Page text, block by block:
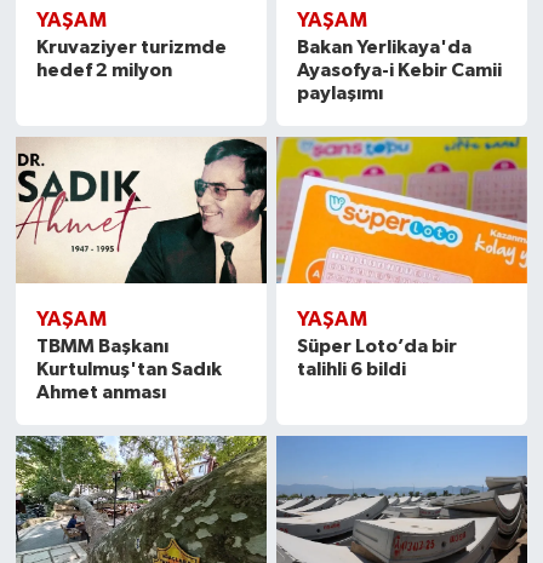
YAŞAM
Kruvaziyer turizmde
hedef 2 milyon
YAŞAM
Bakan Yerlikaya'da
Ayasofya-i Kebir Camii
paylaşımı
YAŞAM
TBMM Başkanı
Kurtulmuş'tan Sadık
Ahmet anması
YAŞAM
Süper Loto’da bir
talihli 6 bildi